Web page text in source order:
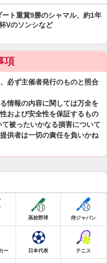
ート重賞9勝のシャマル、約1年
Vのソンシなど
項
必ず主催者発行のものと照合
情報の内容に関しては万全を
および安全性を保証するもの
被ったいかなる損害について
供者は一切の責任を負いかね
高校野球 侍ジャパン
ー 日本代表 テニス